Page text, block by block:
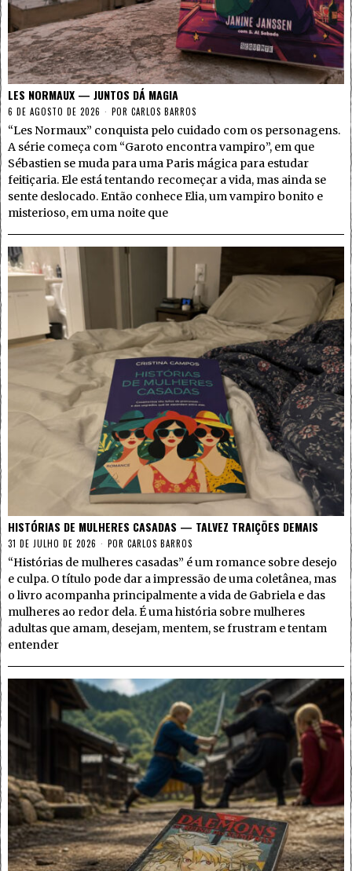
LES NORMAUX — JUNTOS DÁ MAGIA
6 DE AGOSTO DE 2026 POR CARLOS BARROS
“Les Normaux” conquista pelo cuidado com os personagens.
A série começa com “Garoto encontra vampiro”, em que
Sébastien se muda para uma Paris mágica para estudar
feitiçaria. Ele está tentando recomeçar a vida, mas ainda se
sente deslocado. Então conhece Elia, um vampiro bonito e
misterioso, em uma noite que
HISTÓRIAS DE MULHERES CASADAS — TALVEZ TRAIÇÕES DEMAIS
31 DE JULHO DE 2026 POR CARLOS BARROS
“Histórias de mulheres casadas” é um romance sobre desejo
e culpa. O título pode dar a impressão de uma coletânea, mas
o livro acompanha principalmente a vida de Gabriela e das
mulheres ao redor dela. É uma história sobre mulheres
adultas que amam, desejam, mentem, se frustram e tentam
entender